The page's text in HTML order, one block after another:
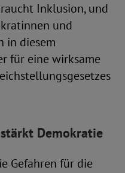
Inklusion, und
und
in diesem
für eine wirksame
Demokratie
Gefahren für die